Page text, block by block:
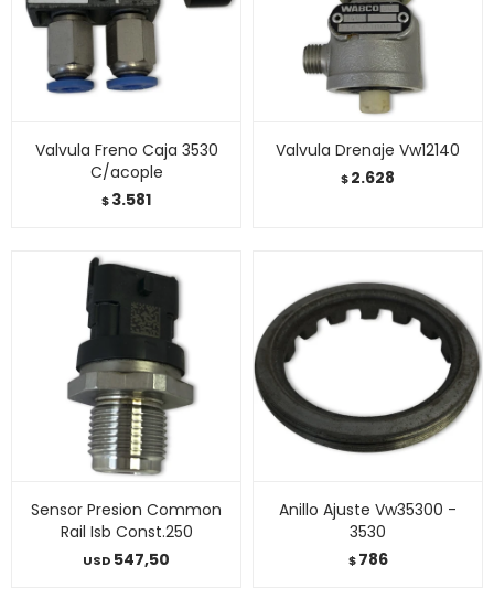
Valvula Freno Caja 3530
C/acople
$3.581
Valvula Drenaje Vw12140
$2.628
Sensor Presion Common
Rail Isb Const.250
USD 547,50
Anillo Ajuste Vw35300 -
3530
$ 786